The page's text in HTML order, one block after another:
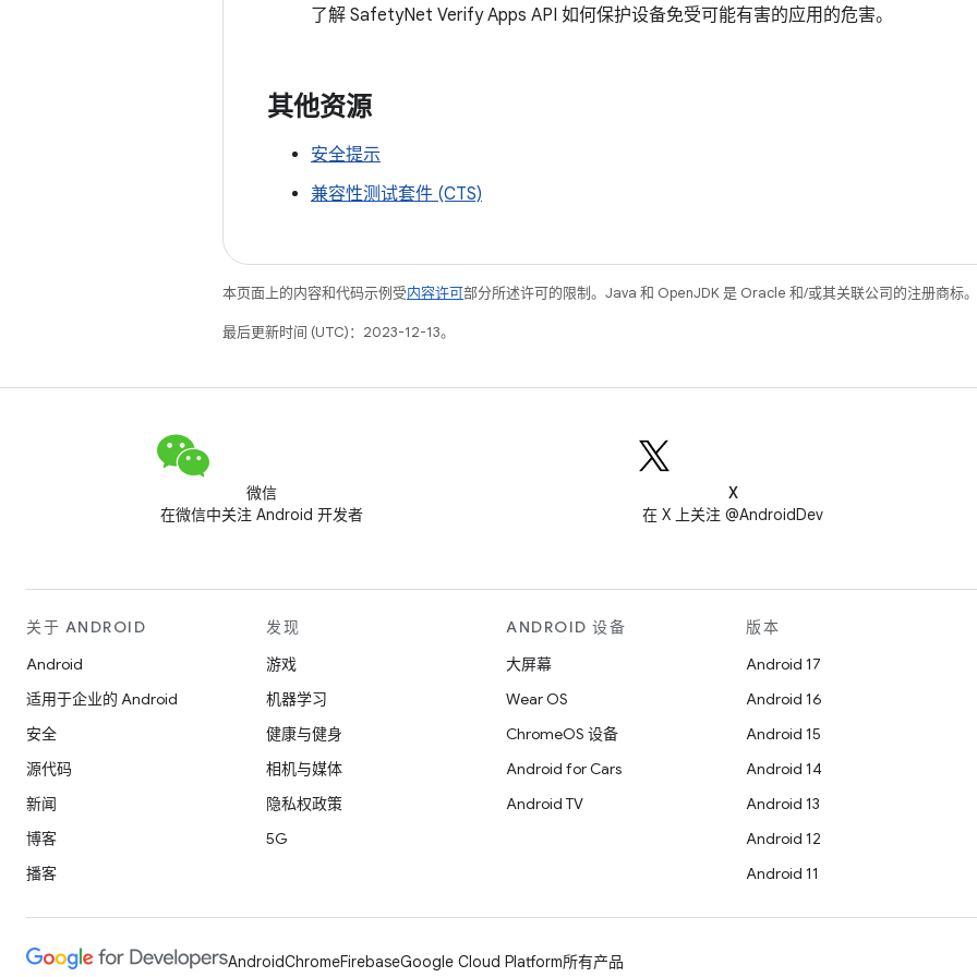
了解 SafetyNet Verify Apps API 如何保护设备免受可能有害的应用的危害。
其他资源
安全提示
兼容性测试套件 (CTS)
本页面上的内容和代码示例受内容许可部分所述许可的限制。Java 和 OpenJDK 是 Oracle 和/或其关联公司的注册商标。
最后更新时间 (UTC)：2023-12-13。
微信
在微信中关注 Android 开发者
X
在 X 上关注 @AndroidDev
关于 ANDROID
Android
适用于企业的 Android
安全
源代码
新闻
博客
播客
发现
游戏
机器学习
健康与健身
相机与媒体
隐私权政策
5G
ANDROID 设备
大屏幕
Wear OS
ChromeOS 设备
Android for Cars
Android TV
版本
Android 17
Android 16
Android 15
Android 14
Android 13
Android 12
Android 11
AndroidChromeFirebaseGoogle Cloud Platform所有产品